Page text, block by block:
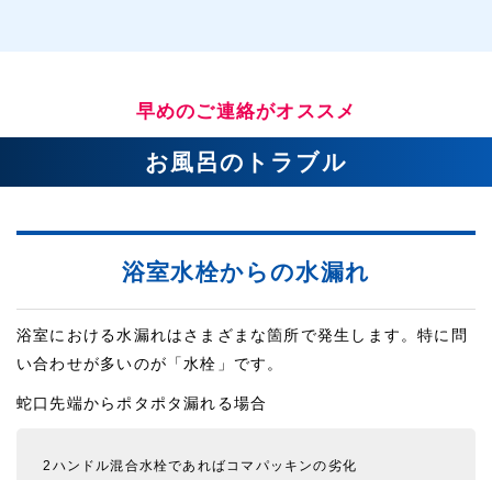
早めのご連絡がオススメ
お風呂のトラブル
浴室水栓からの水漏れ
浴室における水漏れはさまざまな箇所で発生します。特に問
い合わせが多いのが「水栓」です。
蛇口先端からポタポタ漏れる場合
2ハンドル混合水栓であればコマパッキンの劣化